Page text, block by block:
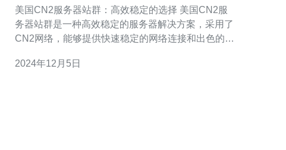
美国CN2服务器站群：高效稳定的选择 美国CN2服
务器站群是一种高效稳定的服务器解决方案，采用了
CN2网络，能够提供快速稳定的网络连接和出色的性
有更高的带宽和更低的延迟，为用户提供更好的上网
2024年12月5日